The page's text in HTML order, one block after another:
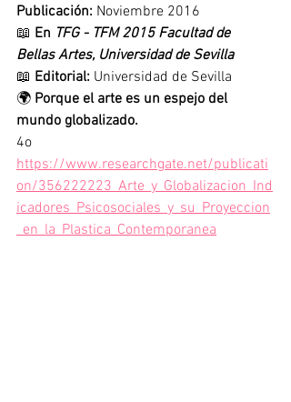
Publicación: Noviembre 2016
📖 En TFG - TFM 2015 Facultad de
Bellas Artes, Universidad de Sevilla
📖 Editorial: Universidad de Sevilla
🌍 Porque el arte es un espejo del
mundo globalizado.
4o
https://www.researchgate.net/publicati
on/356222223_Arte_y_Globalizacion_Ind
icadores_Psicosociales_y_su_Proyeccion
_en_la_Plastica_Contemporanea